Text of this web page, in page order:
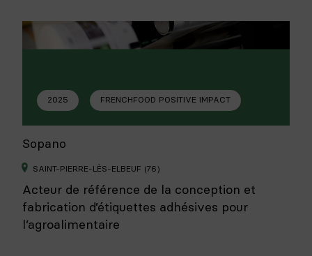
2025 FRENCHFOOD POSITIVE IMPACT
Sopano
SAINT-PIERRE-LÈS-ELBEUF (76)
Acteur de référence de la conception et
fabrication d’étiquettes adhésives pour
l’agroalimentaire